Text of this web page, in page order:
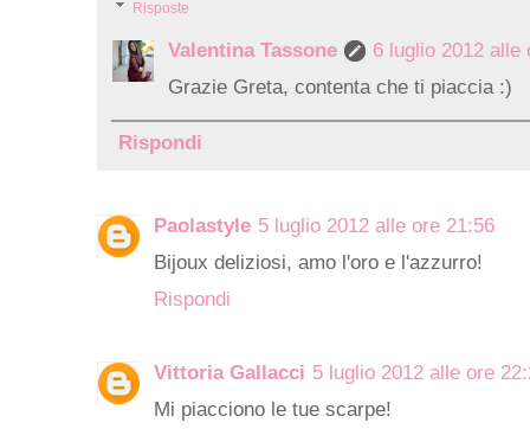
Risposte
Valentina Tassone
6 luglio 2012 alle
Grazie Greta, contenta che ti piaccia :)
Rispondi
Paolastyle 5 luglio 2012 alle ore 21:56
Bijoux deliziosi, amo l'oro e l'azzurro!
Rispondi
Vittoria Gallacci 5 luglio 2012 alle ore
Mi piacciono le tue scarpe!